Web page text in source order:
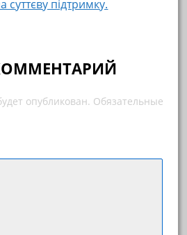
суттєву підтримку.
опубликован. Обязательные